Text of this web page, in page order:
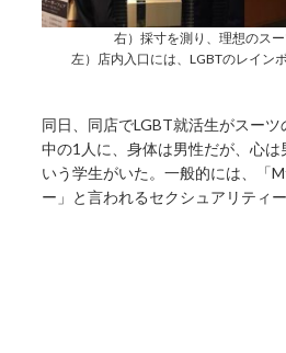
右）採寸を測り、理想のス
左）店内入口には、LGBTのレイン
同日、同店でLGBT就活生がスー
中の1人に、身体は男性だが、心は
いう学生がいた。一般的には、「
ー」と言われるセクシュアリティー